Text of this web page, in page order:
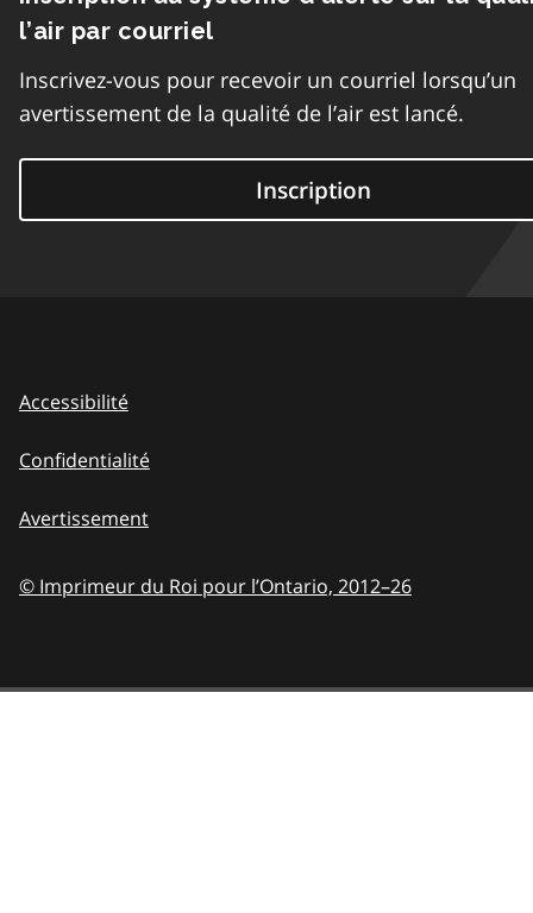
l’air par courriel
Inscrivez-vous pour recevoir un courriel lorsqu’un
avertissement de la qualité de l’air est lancé.
Inscription
Accessibilité
Confidentialité
Avertissement
© Imprimeur du Roi pour l’Ontario, 2012–26